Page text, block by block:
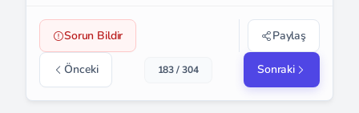
Sorun Bildir Paylaş
Önceki 183 / 304 Sonraki